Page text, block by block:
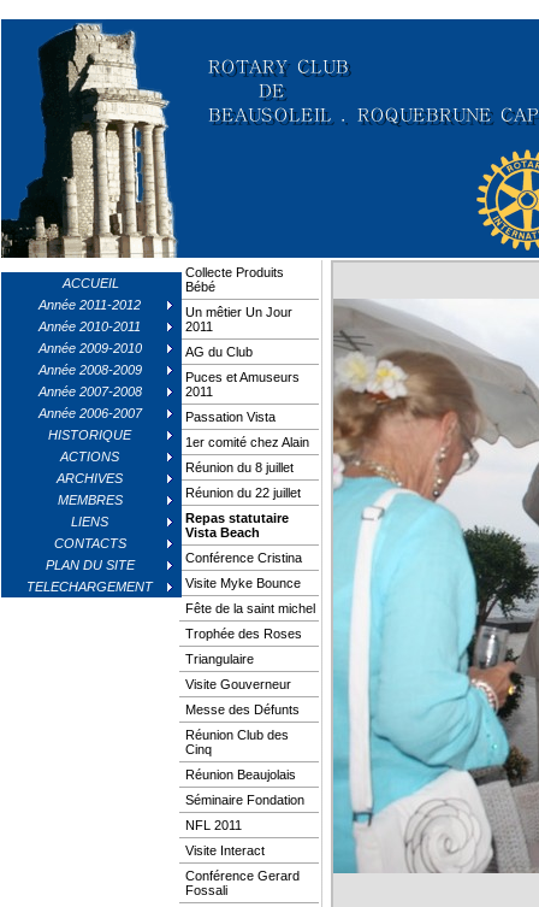
ACCUEIL
Année 2011-2012
Année 2010-2011
Année 2009-2010
Année 2008-2009
Année 2007-2008
Année 2006-2007
HISTORIQUE
ACTIONS
ARCHIVES
MEMBRES
LIENS
CONTACTS
PLAN DU SITE
TELECHARGEMENT
Collecte Produits
Bébé
Un mêtier Un Jour
2011
AG du Club
Puces et Amuseurs
2011
Passation Vista
1er comité chez Alain
Réunion du 8 juillet
Réunion du 22 juillet
Repas statutaire
Vista Beach
Conférence Cristina
Visite Myke Bounce
Fête de la saint michel
Trophée des Roses
Triangulaire
Visite Gouverneur
Messe des Défunts
Réunion Club des
Cinq
Réunion Beaujolais
Séminaire Fondation
NFL 2011
Visite Interact
Conférence Gerard
Fossali